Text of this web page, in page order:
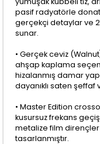
pasif radyatörle
gerçekçi detaylar ve
sunar.
• Gerçek ceviz
ahşap kaplama
hizalanmış damar
dayanıklı saten
• Master Edition
kusursuz frekans
metalize film
tasarlanmıştır.